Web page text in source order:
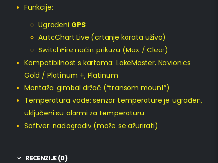
Funkcije:
Ugrađeni GPS
AutoChart Live (crtanje karata uživo)
SwitchFire način prikaza (Max / Clear)
Kompatibilnost s kartama: LakeMaster, Navionics
Gold / Platinum +, Platinum
Montaža: gimbal držač (“transom mount”)
Temperatura vode: senzor temperature je ugrađen,
uključeni su alarmi za temperaturu
Softver: nadogradiv (može se ažurirati)
RECENZIJE (0)